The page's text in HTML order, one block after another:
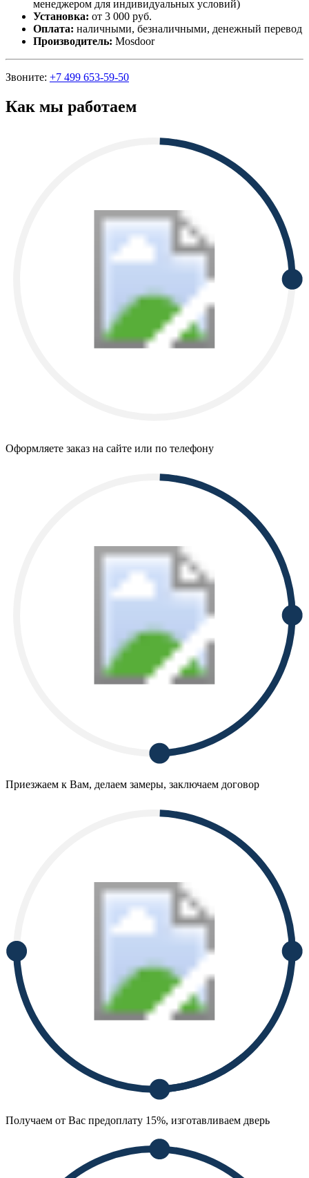
менеджером для индивидуальных условий)
Установка: от 3 000 руб.
Оплата: наличными, безналичными, денежный перевод
Производитель: Mosdoor
Звоните: +7 499 653-59-50
Как мы работаем
Оформляете заказ на сайте или по телефону
Приезжаем к Вам, делаем замеры, заключаем договор
Получаем от Вас предоплату 15%, изготавливаем дверь